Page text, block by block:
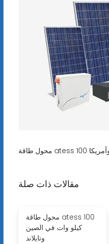
مقالات ذات صلة
محول طاقة atess 100
كيلو وات في الصين
وتايلاند